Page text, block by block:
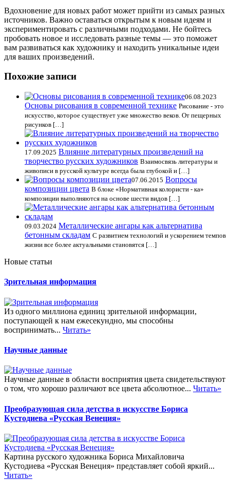
Вдохновение для новых работ может прийти из самых разных
источников. Важно оставаться открытым к новым идеям и
экспериментировать с различными подходами. Не бойтесь
пробовать новое и исследовать разные темы — это поможет
вам развиваться как художнику и находить уникальные идеи
для ваших произведений.
Похожие записи
06.08.2023
Основы рисования в современной технике Рисование - это
искусство, которое существует уже множество веков. От пещерных
рисунков […]
17.09.2025 Влияние литературных произведений на
творчество русских художников Взаимосвязь литературы и
живописи в русской культуре всегда была глубокой и […]
07.06.2015 Вопросы
композиции цвета В блоке «Нормативная колористи - ка»
композиции выполняются на основе шести видов […]
09.03.2024 Металлические ангары как альтернатива
бетонным складам С развитием технологий и ускорением темпов
жизни все более актуальными становятся […]
Новые статьи
Зрительная информация
Из одного миллиона единиц зрительной информации,
поступающей к нам ежесекундно, мы способны
воспринимать... Читать»
Научные данные
Научные данные в области восприятия цвета свидетельствуют
о том, что хорошо различают все цвета абсолютное... Читать»
Преобразующая сила детства в искусстве Бориса
Кустодиева «Русская Венеция»
Картина русского художника Бориса Михайловича
Кустодиева «Русская Венеция» представляет собой яркий...
Читать»